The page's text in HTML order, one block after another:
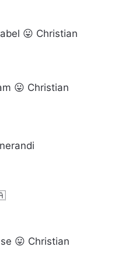
😛 Christian
😛 Christian
😛 Christian